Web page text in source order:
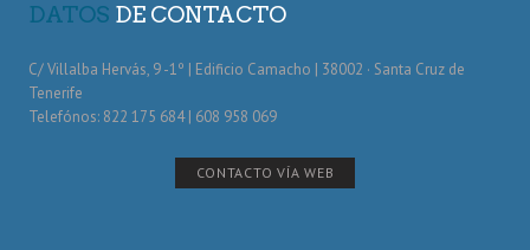
DATOS DE CONTACTO
C/ Villalba Hervás, 9 -1º | Edificio Camacho | 38002 · Santa Cruz de
Tenerife
Telefónos: 822 175 684 | 608 958 069
CONTACTO VÍA WEB